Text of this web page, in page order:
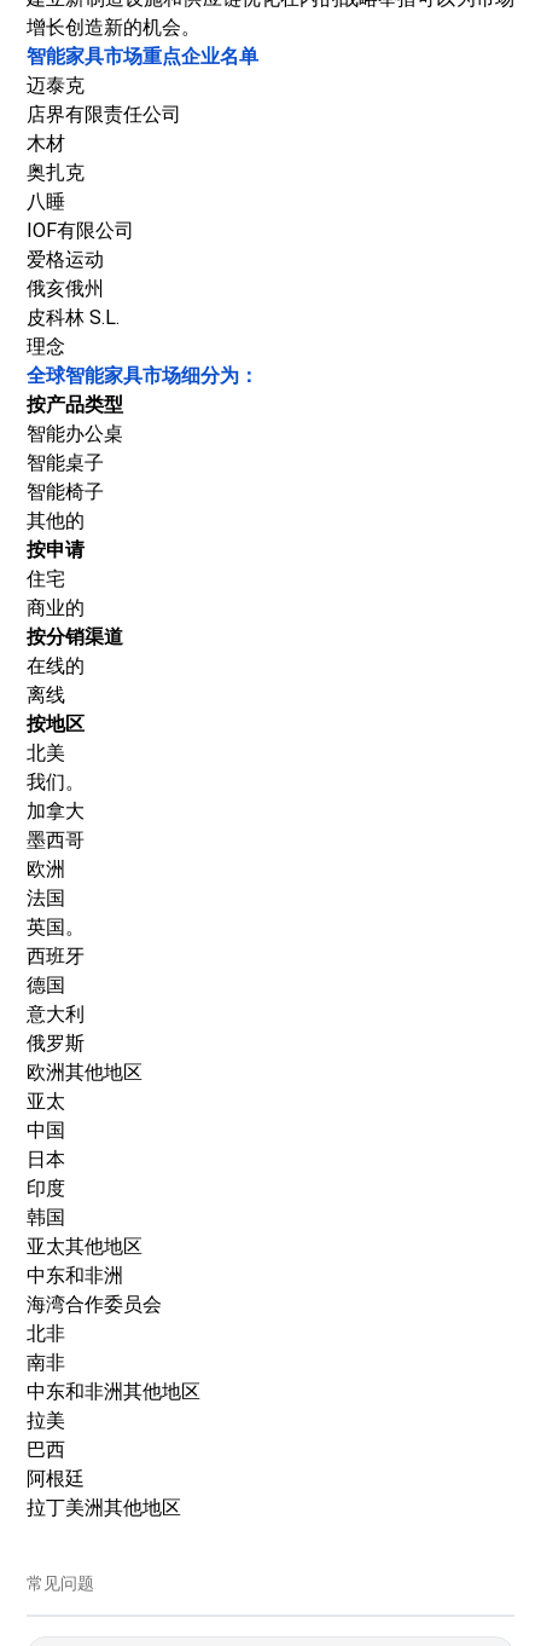
增长创造新的机会。
智能家具市场重点企业名单
迈泰克
店界有限责任公司
木材
奥扎克
八睡
IOF有限公司
爱格运动
俄亥俄州
皮科林 S.L.
理念
全球智能家具市场细分为：
按产品类型
智能办公桌
智能桌子
智能椅子
其他的
按申请
住宅
商业的
按分销渠道
在线的
离线
按地区
北美
我们。
加拿大
墨西哥
欧洲
法国
英国。
西班牙
德国
意大利
俄罗斯
欧洲其他地区
亚太
中国
日本
印度
韩国
亚太其他地区
中东和非洲
海湾合作委员会
北非
南非
中东和非洲其他地区
拉美
巴西
阿根廷
拉丁美洲其他地区
常见问题